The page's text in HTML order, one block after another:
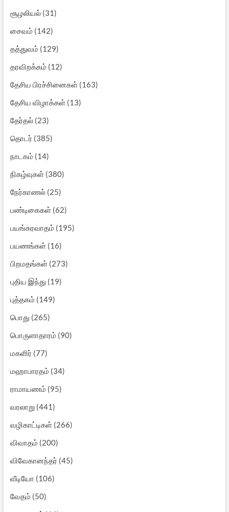
சூழலியல்(31)
சைவம் (142)
தத்துவம் (129)
தரவிறக்கம் (12)
தேசிய பிரச்சினைகள்(163)
தேசிய விழாக்கள்(13)
தேர்தல்(23)
தொடர் (385)
நாடகம் (14)
நிகழ்வுகள்(380)
நேர்காணல்(25)
பண்டிகைகள்(62)
பயங்கரவாதம் (195)
பயணங்கள்(16)
பிறமதங்கள்(273)
புதிய இந்து (19)
புத்தகம் (149)
பொது (265)
பொருளாதாரம் (90)
மகளிர் (77)
மஹாபாரதம் (34)
ராமாயணம் (95)
வரலாறு(441)
வழிகாட்டிகள்(266)
விவாதம் (200)
விவேகானந்தர் (45)
வீடியோ (106)
வேதம் (50)